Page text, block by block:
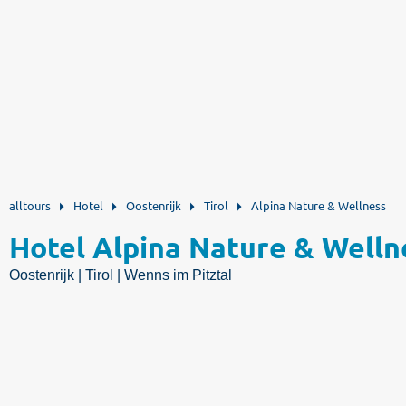
alltours Hotel Oostenrijk Tirol Alpina Nature & Wellness
Hotel Alpina Nature &
Oostenrijk | Tirol | Wenns im Pitztal